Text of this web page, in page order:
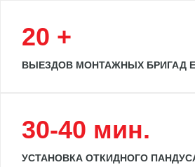
20 +
ВЫЕЗДОВ МОНТАЖНЫХ БРИГАД
30-40 мин.
УСТАНОВКА ОТКИДНОГО